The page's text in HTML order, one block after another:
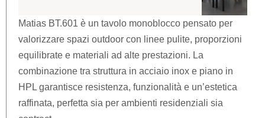
Matias BT.601 è un tavolo monoblocco pensato per
valorizzare spazi outdoor con linee pulite, proporzioni
equilibrate e materiali ad alte prestazioni. La
combinazione tra struttura in acciaio inox e piano in
HPL garantisce resistenza, funzionalità e un’estetica
raffinata, perfetta sia per ambienti residenziali sia